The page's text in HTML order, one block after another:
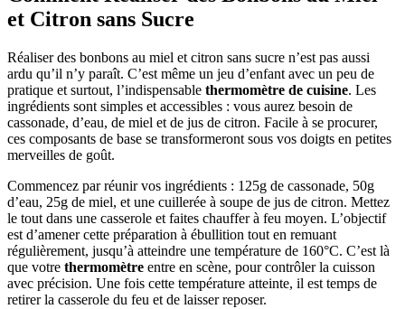
et Citron sans Sucre
Réaliser des bonbons au miel et citron sans sucre n’est pas aussi
ardu qu’il n’y paraît. C’est même un jeu d’enfant avec un peu de
pratique et surtout, l’indispensable thermomètre de cuisine. Les
ingrédients sont simples et accessibles : vous aurez besoin de
cassonade, d’eau, de miel et de jus de citron. Facile à se procurer,
ces composants de base se transformeront sous vos doigts en petites
merveilles de goût.
Commencez par réunir vos ingrédients : 125g de cassonade, 50g
d’eau, 25g de miel, et une cuillerée à soupe de jus de citron. Mettez
le tout dans une casserole et faites chauffer à feu moyen. L’objectif
est d’amener cette préparation à ébullition tout en remuant
régulièrement, jusqu’à atteindre une température de 160°C. C’est là
que votre thermomètre entre en scène, pour contrôler la cuisson
avec précision. Une fois cette température atteinte, il est temps de
retirer la casserole du feu et de laisser reposer.